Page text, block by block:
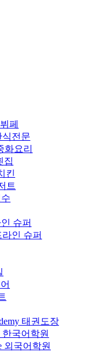
페
식전문
화요리
집
킨
트
슈퍼
라인 슈퍼
태권도장
한국어학원
외국어학원